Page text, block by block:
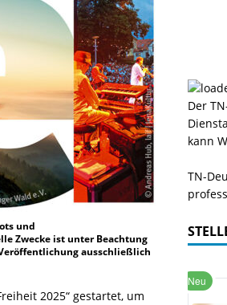
und
Zwecke ist unter Beachtung
ausschließlich
2025“ gestartet, um
Der
kann
TN-